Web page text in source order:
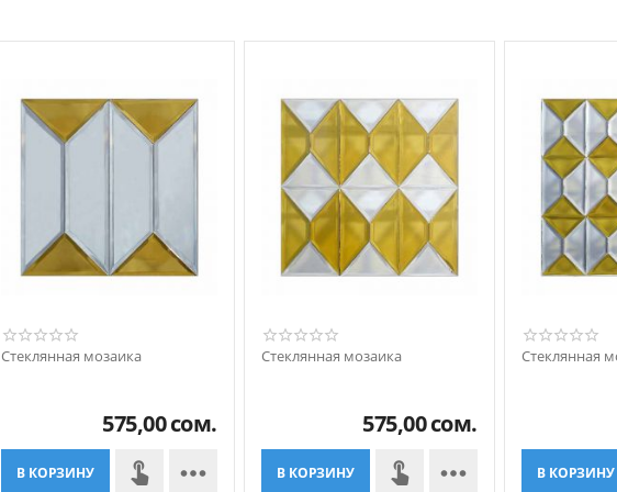
Стеклянная мозаика
575,00сом.
В КОРЗИНУ 
Стеклянная мозаика
575,00сом.
В КОРЗИНУ 
Стеклянная
В КОРЗИНУ